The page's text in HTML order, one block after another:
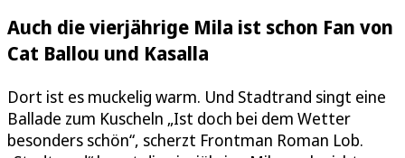
Auch die vierjährige Mila ist schon Fan von
Cat Ballou und Kasalla
Dort ist es muckelig warm. Und Stadtrand singt eine
Ballade zum Kuscheln „Ist doch bei dem Wetter
besonders schön“, scherzt Frontman Roman Lob.